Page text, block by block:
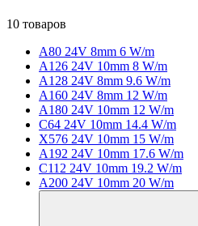
10 товаров
A80 24V 8mm 6 W/m
A126 24V 10mm 8 W/m
A128 24V 8mm 9.6 W/m
A160 24V 8mm 12 W/m
A180 24V 10mm 12 W/m
C64 24V 10mm 14.4 W/m
X576 24V 10mm 15 W/m
A192 24V 10mm 17.6 W/m
C112 24V 10mm 19.2 W/m
A200 24V 10mm 20 W/m